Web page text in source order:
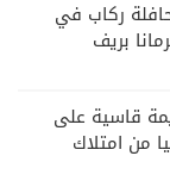
ركاب في
بريف
قاسية على
من امتلاك